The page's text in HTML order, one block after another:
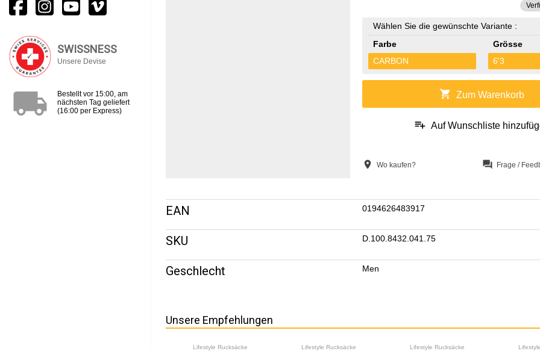
SWISSNESS
Unsere Devise
local_shipping
Bestellt vor 15:00, am
nächsten Tag geliefert
(16:00 per Express)
Wählen Sie die gewünschte Variante :
Farbe
CARBON
Grösse
6'3
shopping_cart Zum Warenkorb
playlist_add Auf Wunschliste
location_on Wo kaufen? question_answer Frage /
EAN 0194626483917
SKU D.100.8432.041.75
Geschlecht Men
Unsere Empfehlungen
Lifestyle Rucksäcke Lifestyle Rucksäcke Lifestyle Rucksäcke